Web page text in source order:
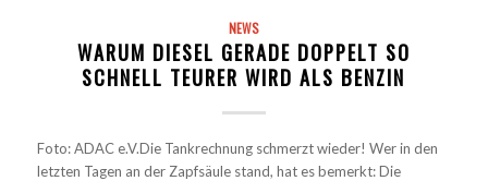
NEWS
WARUM DIESEL GERADE DOPPELT SO
SCHNELL TEURER WIRD ALS BENZIN
Foto: ADAC e.V.Die Tankrechnung schmerzt wieder! Wer in den
letzten Tagen an der Zapfsäule stand, hat es bemerkt: Die